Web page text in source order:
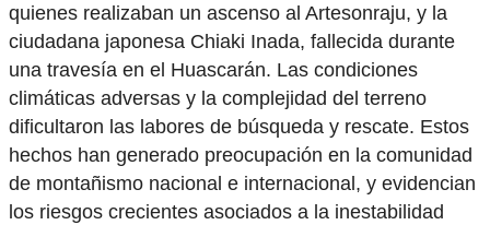
quienes realizaban un ascenso al Artesonraju, y la
ciudadana japonesa Chiaki Inada, fallecida durante
una travesía en el Huascarán. Las condiciones
climáticas adversas y la complejidad del terreno
dificultaron las labores de búsqueda y rescate. Estos
hechos han generado preocupación en la comunidad
de montañismo nacional e internacional, y evidencian
los riesgos crecientes asociados a la inestabilidad